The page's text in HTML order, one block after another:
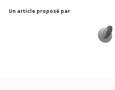
Un article proposé par